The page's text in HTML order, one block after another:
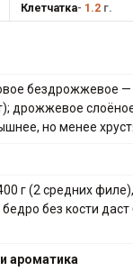
Клетчатка- 1.2г.
бездрожжевое —
дрожжевое
но менее
г (2 средних
без кости
ароматика